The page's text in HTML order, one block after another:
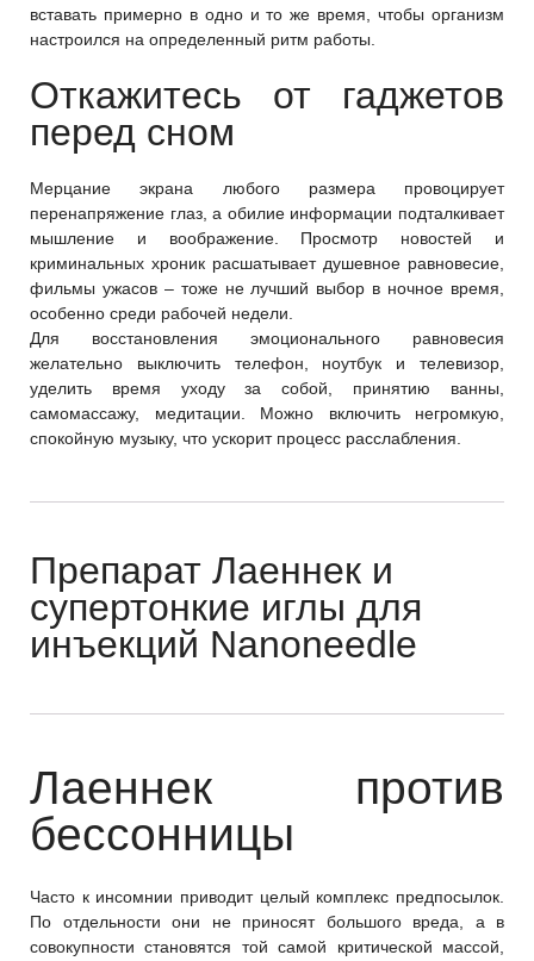
вставать примерно в одно и то же время, чтобы организм
настроился на определенный ритм работы.
Откажитесь от гаджетов
перед сном
Мерцание экрана любого размера провоцирует
перенапряжение глаз, а обилие информации подталкивает
мышление и воображение. Просмотр новостей и
криминальных хроник расшатывает душевное равновесие,
фильмы ужасов – тоже не лучший выбор в ночное время,
особенно среди рабочей недели.
Для восстановления эмоционального равновесия
желательно выключить телефон, ноутбук и телевизор,
уделить время уходу за собой, принятию ванны,
самомассажу, медитации. Можно включить негромкую,
спокойную музыку, что ускорит процесс расслабления.
Препарат Лаеннек и
супертонкие иглы для
инъекций Nanoneedle
Лаеннек против
бессонницы
Часто к инсомнии приводит целый комплекс предпосылок.
По отдельности они не приносят большого вреда, а в
совокупности становятся той самой критической массой,